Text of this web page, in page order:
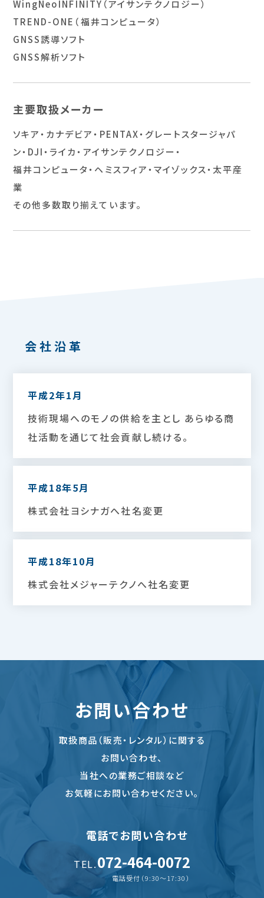
WingNeoINFINITY（アイサンテクノロジー）
TREND-ONE（福井コンピュータ）
GNSS誘導ソフト
GNSS解析ソフト
主要取扱メーカー
ソキア・カナデビア・PENTAX・グレートスタージャパ
ン・DJI・ライカ・アイサンテクノロジー・
福井コンピュータ・ヘミスフィア・マイゾックス・太平産
業
その他多数取り揃えています。
会社沿革
平成2年1月
技術現場へのモノの供給を主とし あらゆる商
社活動を通じて社会貢献し続ける。
平成18年5月
株式会社ヨシナガへ社名変更
平成18年10月
株式会社メジャーテクノへ社名変更
お問い合わせ
取扱商品（販売・レンタル）に関する
お問い合わせ、
当社への業務ご相談など
お気軽にお問い合わせください。
電話でお問い合わせ
TEL.072-464-0072
電話受付（9:30〜17:30）